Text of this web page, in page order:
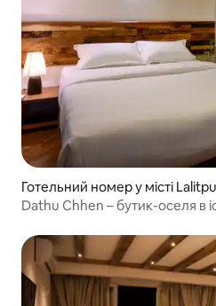
Готельний номер у місті
Dathu Chhen – бутик-оселя в